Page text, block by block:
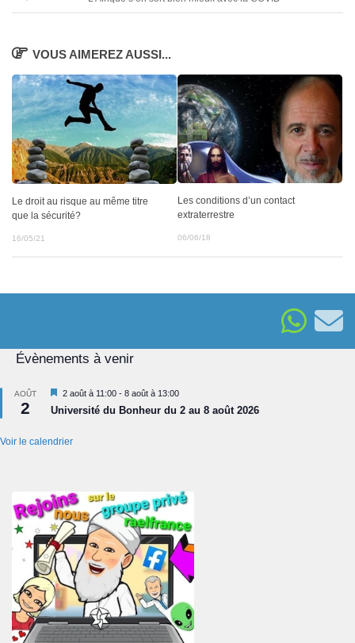
VOUS AIMEREZ AUSSI...
Le droit au risque au même titre
que la sécurité?
16/05/21
Les conditions d’un contact
extraterrestre
06/06/18
Évènements à venir
AOÛT
2
Mis
en
avant
2 août à 11:00 - 8 août à 13:00
Université du Bonheur du 2 au 8 août 2026
Voir le calendrier